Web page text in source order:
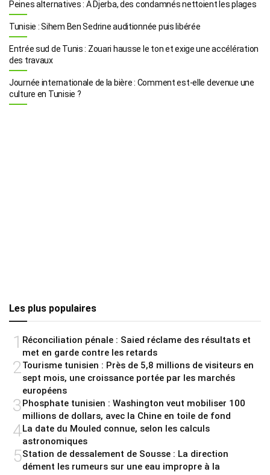
Peines alternatives : A Djerba, des condamnés nettoient les plages
Tunisie : Sihem Ben Sedrine auditionnée puis libérée
Entrée sud de Tunis : Zouari hausse le ton et exige une accélération
des travaux
Journée internationale de la bière : Comment est-elle devenue une
culture en Tunisie ?
Les plus populaires
1 Réconciliation pénale : Saied réclame des résultats et
met en garde contre les retards
2Tourisme tunisien : Près de 5,8 millions de visiteurs en
sept mois, une croissance portée par les marchés
européens
3Phosphate tunisien : Washington veut mobiliser 100
millions de dollars, avec la Chine en toile de fond
4La date du Mouled connue, selon les calculs
astronomiques
5Station de dessalement de Sousse : La direction
dément les rumeurs sur une eau impropre à la